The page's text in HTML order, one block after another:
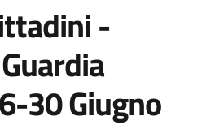
-
30 Giugno